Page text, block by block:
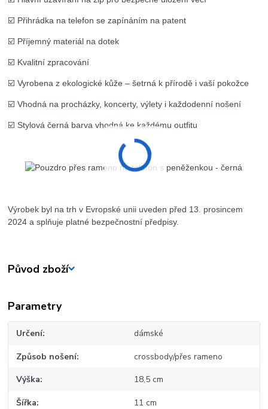
☑️ Přihrádka na telefon se zapínáním na patent
☑️ Příjemný materiál na dotek
☑️ Kvalitní zpracování
☑️ Vyrobena z ekologické kůže – šetrná k přírodě i vaší pokožce
☑️ Vhodná na procházky, koncerty, výlety i každodenní nošení
☑️ Stylová černá barva vhodná ke každému outfitu
Výrobek byl na trh v Evropské unii uveden před 13. prosincem
2024 a splňuje platné bezpečnostní předpisy.
Původ zboží
Parametry
Určení dámské
Způsob nošení crossbody/přes rameno
Výška 18,5 cm
Šířka 11 cm